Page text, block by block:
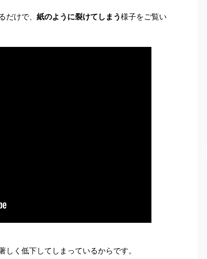
だけで、 紙のように裂けてしまう様子をご覧い
く低下してしまっているからです。